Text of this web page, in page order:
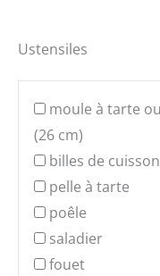
Ustensiles
moule à tarte
(26 cm)
billes de
pelle à tarte
poêle
saladier
fouet